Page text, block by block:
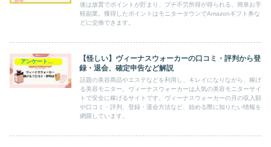
後は放置でポイントが貯まり、プチ不労所得が得られる、簡単お手
軽副業。獲得したポイントはモニタータウンでAmazonギフト券な
どに交換できます。
アンケートモニター
【怪しい】ヴィーナスウォーカーの口コミ・評判から登
録・退会、確定申告など解説
話題の美容商品やエステなどを利用し、キレイになりながら、稼げ
る美容モニター。ヴィーナスウォーカーは人気の美容モニターサイ
トで安全に稼げるサイトです。ヴィーナスウォーカーの月の収入額
や口コミ・評判、登録・退会方法など、始める際に知りたい情報を
網羅しています。